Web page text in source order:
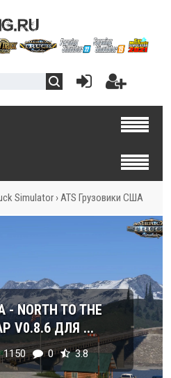
Simulator ›ATS Грузовики США
NORTH TO THE
V0.8.6 ДЛЯ ...
1150 0 3.8